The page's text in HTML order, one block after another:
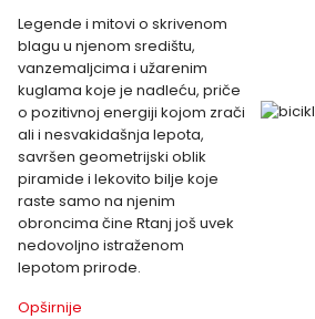
Legende i mitovi o skrivenom
blagu u njenom središtu,
vanzemaljcima i užarenim
kuglama koje je nadleću, priče
o pozitivnoj energiji kojom zrači
ali i nesvakidašnja lepota,
savršen geometrijski oblik
piramide i lekovito bilje koje
raste samo na njenim
obroncima čine Rtanj još uvek
nedovoljno istraženom
lepotom prirode.
Opširnije